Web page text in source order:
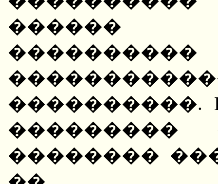
������
����������.
���������
��������